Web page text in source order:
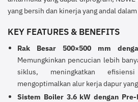
yang bersih dan kinerja yang andal
KEY FEATURES & BENEFITS
Rak Besar 500×500 mm
Memungkinkan pencucian lebih
siklus, meningkatkan
mengoptimalkan alur kerja dapur
Sistem Boiler 3.6 kW dengan